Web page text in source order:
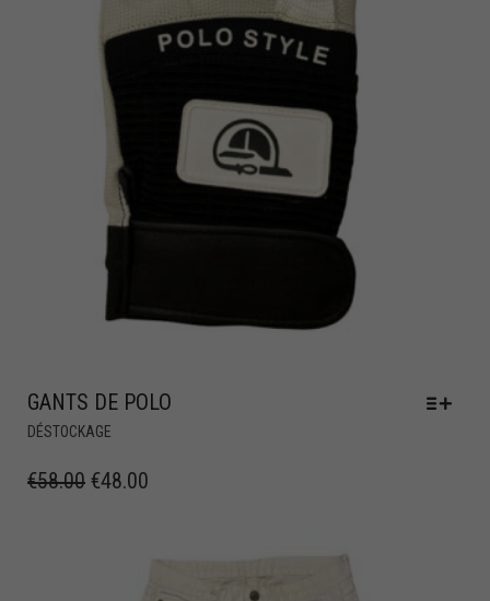
GANTS DE POLO
DÉSTOCKAGE
€58.00 €48.00